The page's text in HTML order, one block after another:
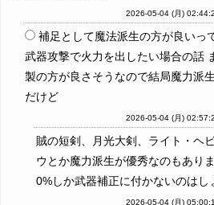
2026-05-04 (月)
補足として魔法派生の方が良いっ
武器攻撃で火力を出したい場合の話
製の方が良さそうなので結局魔力派
だけど
2026-05-04 (月)
賊の短剣、月光大剣、ライト・ヘ
ウとか魔力派生が優秀なのもあり
0%しか武器補正に付かないのはし
2026-05-04 (月)